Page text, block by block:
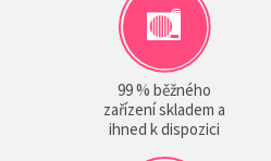
99 % běžného
zařízení skladem a
ihned k dispozici